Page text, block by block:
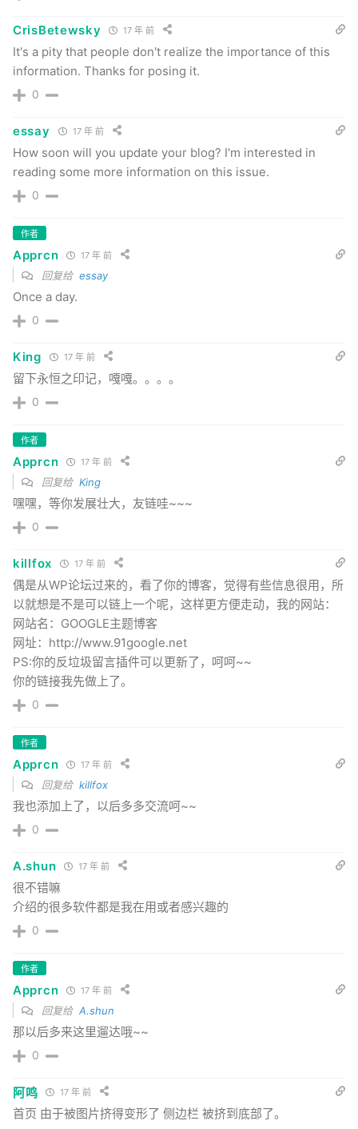
CrisBetewsky 17 年 前
It's a pity that people don't realize the importance of this
information. Thanks for posing it.
0
essay 17 年 前
How soon will you update your blog? I'm interested in
reading some more information on this issue.
0
作者
Apprcn 17 年 前
回复给 essay
Once a day.
0
King 17 年 前
留下永恒之印记，嘎嘎。。。。
0
作者
Apprcn 17 年 前
回复给 King
嘿嘿，等你发展壮大，友链哇~~~
0
killfox 17 年 前
偶是从WP论坛过来的，看了你的博客，觉得有些信息很用，所
以就想是不是可以链上一个呢，这样更方便走动，我的网站：
网站名：GOOGLE主题博客
网址：http://www.91google.net
PS:你的反垃圾留言插件可以更新了，呵呵~~
你的链接我先做上了。
0
作者
Apprcn 17 年 前
回复给 killfox
我也添加上了，以后多多交流呵~~
0
A.shun 17 年 前
很不错嘛
介绍的很多软件都是我在用或者感兴趣的
0
作者
Apprcn 17 年 前
回复给 A.shun
那以后多来这里遛达哦~~
0
阿鸣 17 年 前
首页 由于被图片挤得变形了 侧边栏 被挤到底部了。